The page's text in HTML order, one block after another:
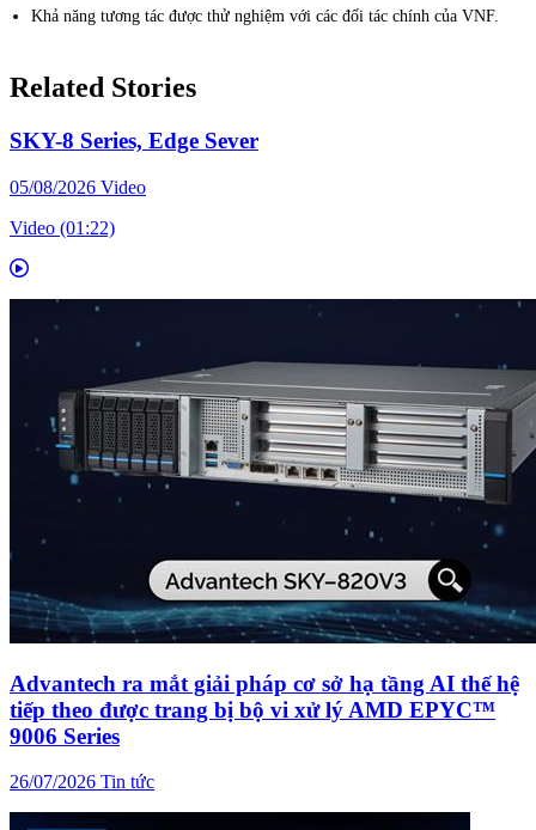
Khả năng tương tác được thử nghiệm với các đối tác chính của VNF.
Related Stories
SKY-8 Series, Edge Sever
05/08/2026 Video
Video (01:22)
Advantech ra mắt giải pháp cơ sở hạ tầng AI thế hệ
tiếp theo được trang bị bộ vi xử lý AMD EPYC™
9006 Series
26/07/2026 Tin tức